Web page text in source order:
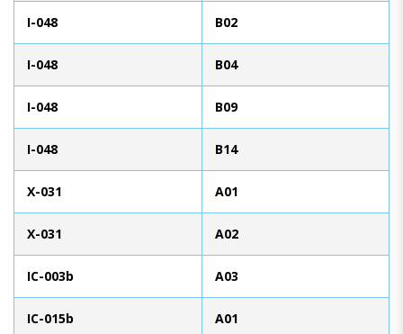
I-048 B02
I-048 B04
I-048 B09
I-048 B14
X-031 A01
X-031 A02
IC-003b A03
IC-015b A01